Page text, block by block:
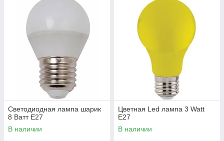
ИНТЕРНЕТ-МАГАЗИН «ПОЛЯРИС
ЛАЙТС» - ЭТО:
Европейское качество по доступным ценам.
Светодиодная лампа шарик
8 Ватт E27
В наличии
Цветная Led лампа 3 Watt
E27
В наличии